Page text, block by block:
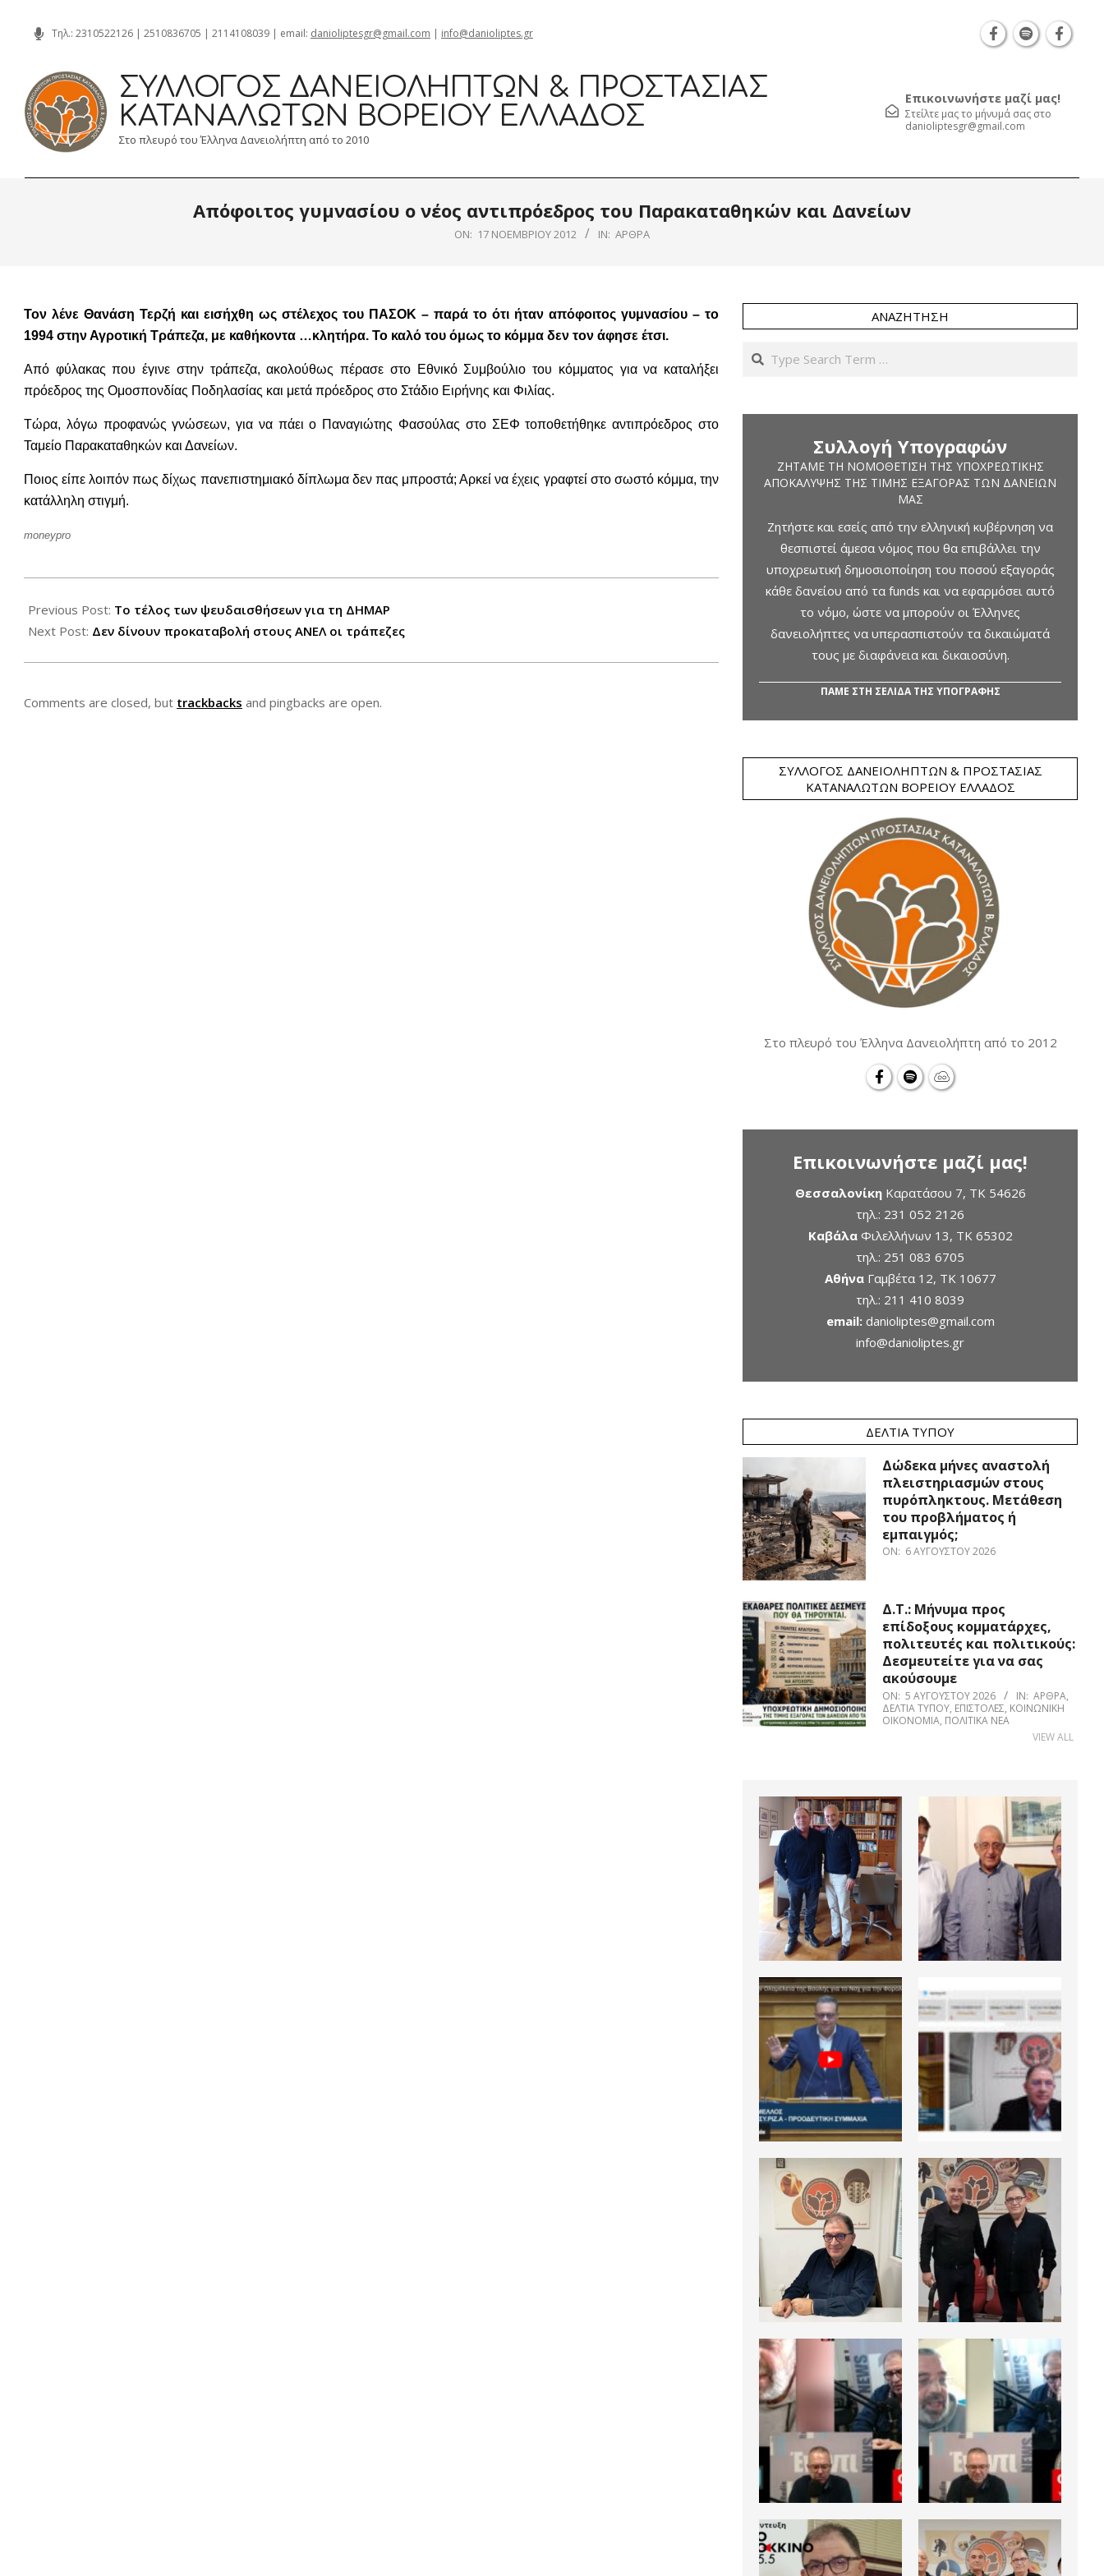
content
Τηλ.: 2310522126 | 2510836705 | 2114108039 | email: danioliptesgr@gmail.com | info@danioliptes.gr
ΣΎΛΛΟΓΟΣ ΔΑΝΕΙΟΛΗΠΤΏΝ & ΠΡΟΣΤΑΣΊΑΣ
ΚΑΤΑΝΑΛΩΤΏΝ ΒΟΡΕΊΟΥ ΕΛΛΆΔΟΣ
Στο πλευρό του Έλληνα Δανειολήπτη από το 2010
Επικοινωνήστε μαζί μας!
Στείλτε μας το μήνυμά σας στο
danioliptesgr@gmail.com
Απόφοιτος γυμνασίου ο νέος αντιπρόεδρος του Παρακαταθηκών και Δανείων
ON: 17 ΝΟΕΜΒΡΊΟΥ 2012 IN: ΆΡΘΡΑ
Τον λένε Θανάση Τερζή και εισήχθη ως στέλεχος του ΠΑΣΟΚ – παρά το ότι ήταν απόφοιτος γυμνασίου – το
1994 στην Αγροτική Τράπεζα, με καθήκοντα …κλητήρα. Το καλό του όμως το κόμμα δεν τον άφησε έτσι.
Από φύλακας που έγινε στην τράπεζα, ακολούθως πέρασε στο Εθνικό Συμβούλιο του κόμματος για να καταλήξει
πρόεδρος της Ομοσπονδίας Ποδηλασίας και μετά πρόεδρος στο Στάδιο Ειρήνης και Φιλίας.
Τώρα, λόγω προφανώς γνώσεων, για να πάει ο Παναγιώτης Φασούλας στο ΣΕΦ τοποθετήθηκε αντιπρόεδρος στο
Ταμείο Παρακαταθηκών και Δανείων.
Ποιος είπε λοιπόν πως δίχως πανεπιστημιακό δίπλωμα δεν πας μπροστά; Αρκεί να έχεις γραφτεί στο σωστό κόμμα, την
κατάλληλη στιγμή.
moneypro
11-
17
Previous Post: To τέλος των ψευδαισθήσεων για τη ΔΗΜΑΡ
Next Post: Δεν δίνουν προκαταβολή στους ΑΝΕΛ οι τράπεζες
Comments are closed, but trackbacks and pingbacks are open.
ΑΝΑΖΉΤΗΣΗ
Search
Συλλογή Υπογραφών
ΖΗΤΆΜΕ ΤΗ ΝΟΜΟΘΈΤΙΣΗ ΤΗΣ ΥΠΟΧΡΕΩΤΙΚΉΣ
ΑΠΟΚΆΛΥΨΗΣ ΤΗΣ ΤΙΜΉΣ ΕΞΑΓΟΡΆΣ ΤΩΝ ΔΑΝΕΊΩΝ
ΜΑΣ
Ζητήστε και εσείς από την ελληνική κυβέρνηση να
θεσπιστεί άμεσα νόμος που θα επιβάλλει την
υποχρεωτική δημοσιοποίηση του ποσού εξαγοράς
κάθε δανείου από τα funds και να εφαρμόσει αυτό
το νόμο, ώστε να μπορούν οι Έλληνες
δανειολήπτες να υπερασπιστούν τα δικαιώματά
τους με διαφάνεια και δικαιοσύνη.
ΠΑΜΕ ΣΤΗ ΣΕΛΙΔΑ ΤΗΣ ΥΠΟΓΡΑΦΗΣ
ΣΎΛΛΟΓΟΣ ΔΑΝΕΙΟΛΗΠΤΏΝ & ΠΡΟΣΤΑΣΊΑΣ
ΚΑΤΑΝΑΛΩΤΏΝ ΒΟΡΕΊΟΥ ΕΛΛΆΔΟΣ
Στο πλευρό του Έλληνα Δανειολήπτη από το 2012
Επικοινωνήστε μαζί μας!
ΘεσσαλονίκηΚαρατάσου 7, TK 54626
τηλ.: 231 052 2126
ΚαβάλαΦιλελλήνων 13, ΤΚ 65302
τηλ.: 251 083 6705
ΑθήναΓαμβέτα 12, ΤΚ 10677
τηλ.: 211 410 8039
email: danioliptes@gmail.com
info@danioliptes.gr
ΔΕΛΤΊΑ ΤΎΠΟΥ
Δώδεκα μήνες αναστολή
πλειστηριασμών στους
πυρόπληκτους. Μετάθεση
του προβλήματος ή
εμπαιγμός;
ON: 6 ΑΥΓΟΎΣΤΟΥ 2026
Δ.Τ.: Μήνυμα προς
επίδοξους κομματάρχες,
πολιτευτές και πολιτικούς:
Δεσμευτείτε για να σας
ακούσουμε
ON: 5 ΑΥΓΟΎΣΤΟΥ 2026 IN: ΆΡΘΡΑ,
ΔΕΛΤΊΑ ΤΎΠΟΥ, ΕΠΙΣΤΟΛΈΣ, ΚΟΙΝΩΝΙΚΉ
ΟΙΚΟΝΟΜΊΑ, ΠΟΛΙΤΙΚΆ ΝΈΑ
VIEW ALL